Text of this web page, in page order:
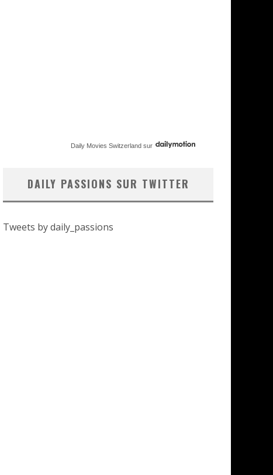
Daily Movies Switzerland sur
DAILY PASSIONS SUR TWITTER
Tweets by daily_passions